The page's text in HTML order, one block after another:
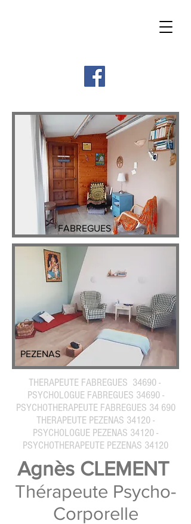
FABREGUES
PEZENAS
THERAPEUTE FABREGUES 34690 -
PSYCHOLOGUE FABREGUES 34690 -
PSYCHOTHERAPEUTE FABREGUES 34 690
THERAPEUTE PEZENAS 34120 -
PSYCHOLOGUE PEZENAS 34120 -
PSYCHOTHERAPEUTE PEZENAS 34120
Agnès CLEMENT
Thérapeute Psycho-
Corporelle